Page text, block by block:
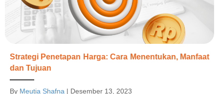
Strategi Penetapan Harga: Cara Menentukan, Manfaat
dan Tujuan
By Meutia Shafna | Desember 13, 2023